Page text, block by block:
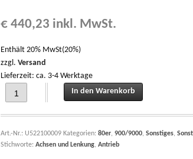
€440,23 inkl. MwSt.
Enthält 20% MwSt(20%)
zzgl. Versand
Lieferzeit: ca. 3-4 Werktage
Hinterachswelle für Steyr Traktoren der PLUS Serie,
In den Warenkorb
Art.-Nr.: U522100009 Kategorien: 80er, 900/9000, Sonstiges,
Stichworte: Achsen und Lenkung, Antrieb